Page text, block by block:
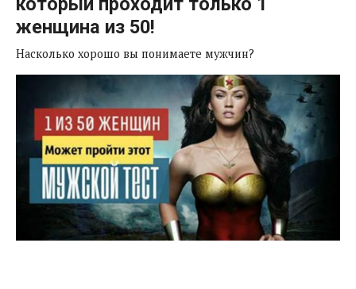
женщина из 50!
Насколько хорошо вы понимаете мужчин?